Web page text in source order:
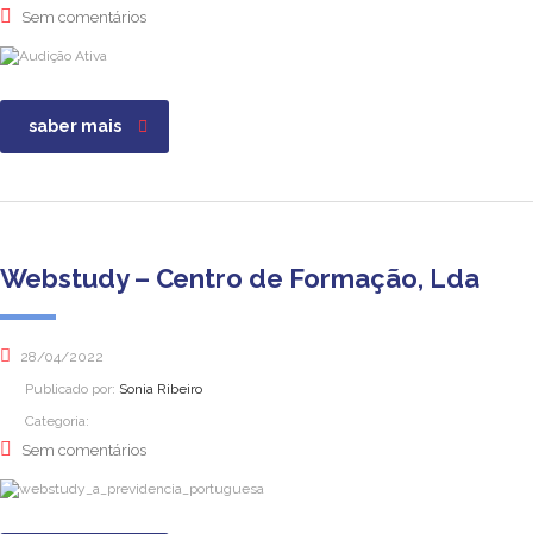
Sem comentários
saber mais
Webstudy – Centro de Formação, Lda
28/04/2022
Publicado por: Sonia Ribeiro
Categoria:
Sem comentários